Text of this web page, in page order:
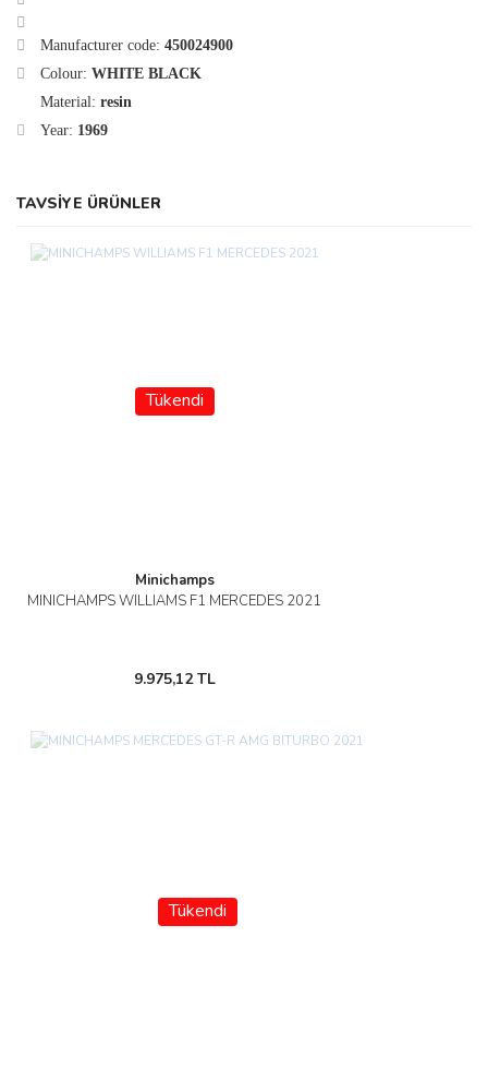
Manufacturer code: 450024900
Colour: WHITE BLACK
Material: resin
Year: 1969
TAVSİYE ÜRÜNLER
Tükendi
Minichamps
MINICHAMPS WILLIAMS F1 MERCEDES 2021
9.975,12 TL
Tükendi